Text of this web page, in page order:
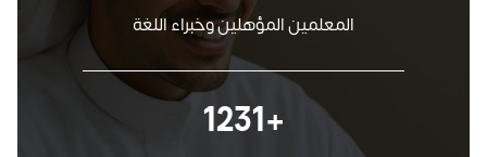
المعلمين المؤهلين وخبراء اللغة
+1468